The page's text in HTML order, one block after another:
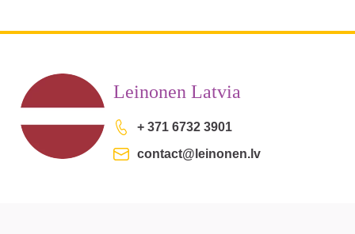
Leinonen Latvia
+ 371 6732 3901
contact@leinonen.lv